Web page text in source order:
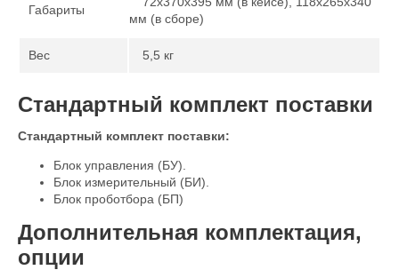
Габариты
мм (в сборе)
Вес 5,5 кг
Стандартный комплект поставки
Стандартный комплект поставки:
Блок управления (БУ).
Блок измерительный (БИ).
Блок проботбора (БП)
Дополнительная комплектация,
опции